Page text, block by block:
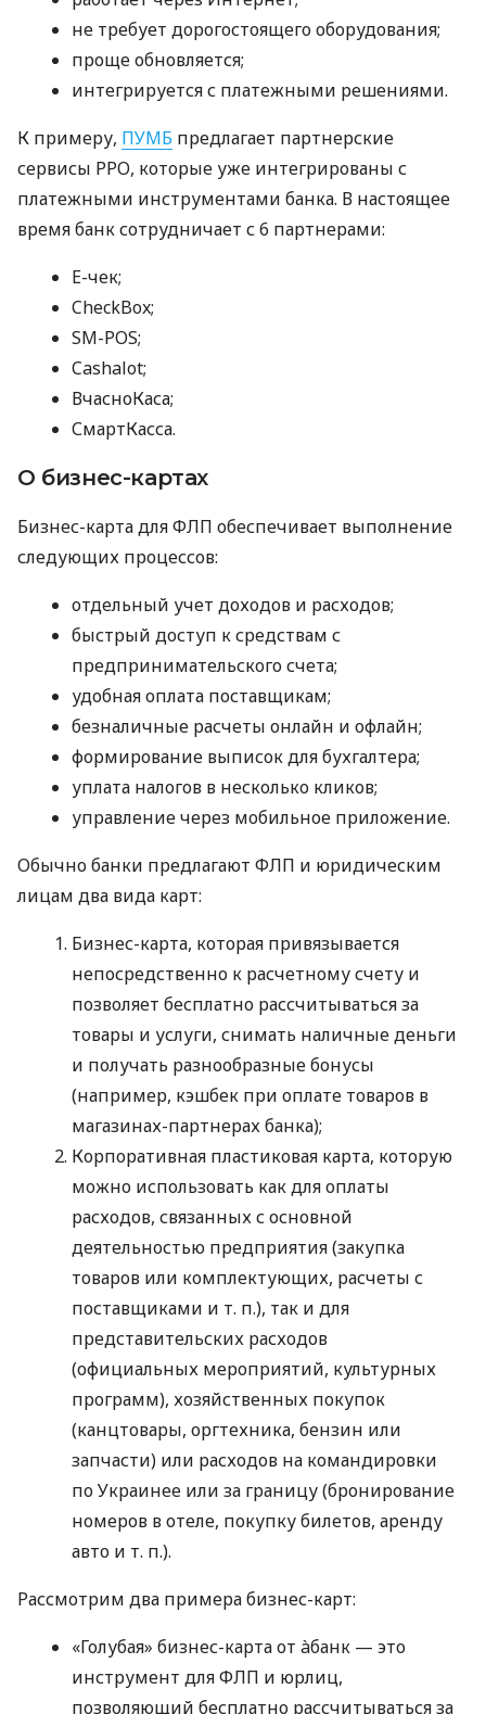
не требует дорогостоящего оборудования;
проще обновляется;
интегрируется с платежными решениями.
К примеру, ПУМБ предлагает партнерские
сервисы РРО, которые уже интегрированы с
платежными инструментами банка. В настоящее
время банк сотрудничает с 6 партнерами:
E-чек;
CheckBox;
SM-POS;
Cashalot;
ВчасноКаса;
СмартКасса.
О бизнес-картах
Бизнес-карта для ФЛП обеспечивает выполнение
следующих процессов:
отдельный учет доходов и расходов;
быстрый доступ к средствам с
предпринимательского счета;
удобная оплата поставщикам;
безналичные расчеты онлайн и офлайн;
формирование выписок для бухгалтера;
уплата налогов в несколько кликов;
управление через мобильное приложение.
Обычно банки предлагают ФЛП и юридическим
лицам два вида карт:
Бизнес-карта, которая привязывается
непосредственно к расчетному счету и
позволяет бесплатно рассчитываться за
товары и услуги, снимать наличные деньги
и получать разнообразные бонусы
(например, кэшбек при оплате товаров в
магазинах-партнерах банка);
Корпоративная пластиковая карта, которую
можно использовать как для оплаты
расходов, связанных с основной
деятельностью предприятия (закупка
товаров или комплектующих, расчеты с
поставщиками и т. п.), так и для
представительских расходов
(официальных мероприятий, культурных
программ), хозяйственных покупок
(канцтовары, оргтехника, бензин или
запчасти) или расходов на командировки
по Украинее или за границу (бронирование
номеров в отеле, покупку билетов, аренду
авто и т. п.).
Рассмотрим два примера бизнес-карт:
«Голубая» бизнес-карта от àбанк — это
инструмент для ФЛП и юрлиц,
позволяющий бесплатно рассчитываться за